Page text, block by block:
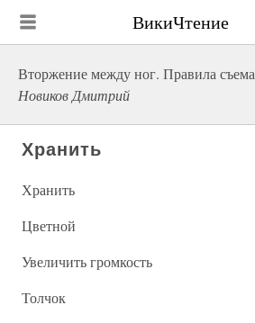
ВикиЧтение
Вторжение между ног. Правила съема
Новиков Дмитрий
Хранить
Хранить
Цветной
Увеличить громкость
Толчок